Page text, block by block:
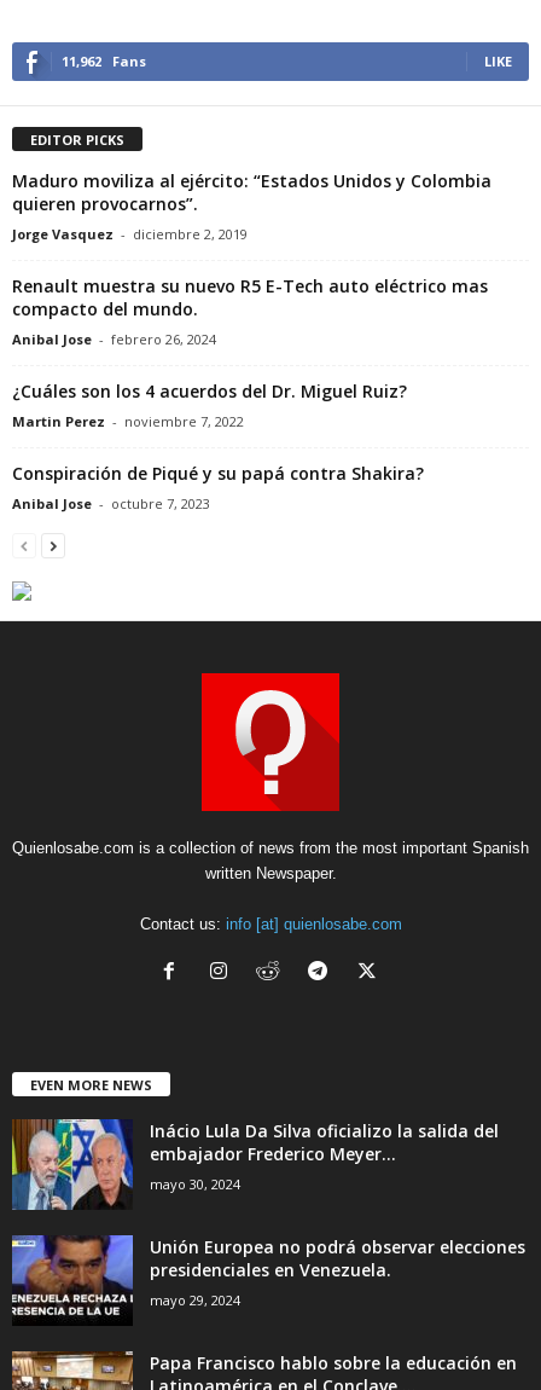
11,962 Fans LIKE
EDITOR PICKS
Maduro moviliza al ejército: “Estados Unidos y Colombia
quieren provocarnos”.
Jorge Vasquez - diciembre 2, 2019
Renault muestra su nuevo R5 E-Tech auto eléctrico mas
compacto del mundo.
Anibal Jose - febrero 26, 2024
¿Cuáles son los 4 acuerdos del Dr. Miguel Ruiz?
Martin Perez - noviembre 7, 2022
Conspiración de Piqué y su papá contra Shakira?
Anibal Jose - octubre 7, 2023
Quienlosabe.com is a collection of news from the most important Spanish
written Newspaper.
Contact us: info [at] quienlosabe.com
EVEN MORE NEWS
Inácio Lula Da Silva oficializo la salida del
embajador Frederico Meyer...
mayo 30, 2024
Unión Europea no podrá observar elecciones
presidenciales en Venezuela.
mayo 29, 2024
Papa Francisco hablo sobre la educación en
Latinoamérica en el Conclave....